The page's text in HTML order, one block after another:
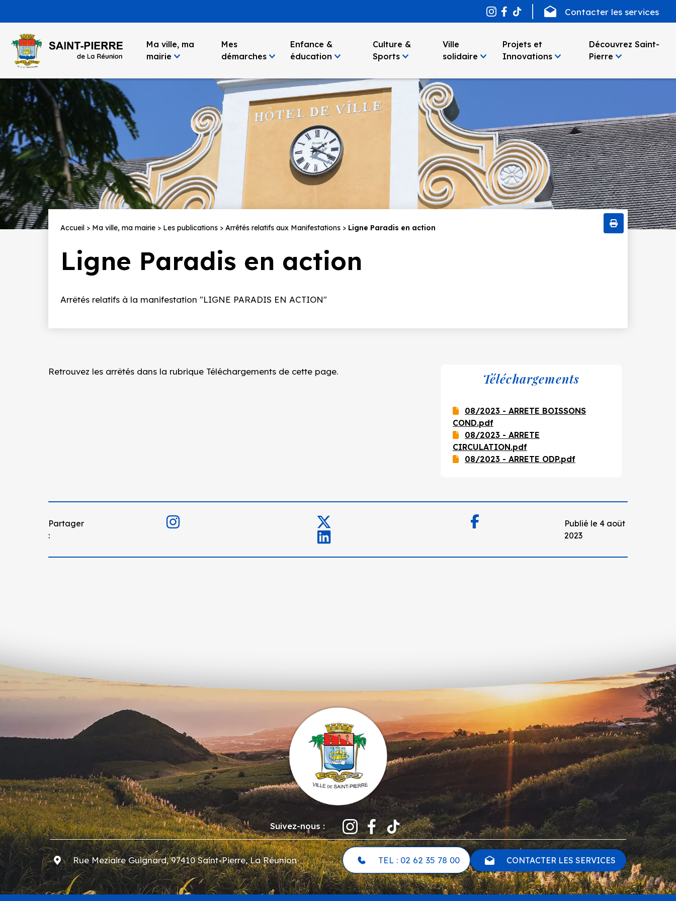
Contacter les services
Ma ville, ma
mairie
Mes
démarches
Enfance &
éducation
Culture &
Sports
Ville
solidaire
Projets et
Innovations
Découvrez Saint-
Pierre
Fil
d'Ariane
Accueil Ma ville, ma mairie Les publications Arrêtés relatifs aux Manifestations Ligne Paradis en action
Ligne Paradis en action
Introduction
Arrêtés relatifs à la manifestation "LIGNE PARADIS EN ACTION"
Retrouvez les arrêtés dans la rubrique Téléchargements de cette page. Téléchargements
08/2023 - ARRETE BOISSONS
COND.pdf
08/2023 - ARRETE
CIRCULATION.pdf
08/2023 - ARRETE ODP.pdf
Partager
:
Publié le 4 août
2023
Suivez-nous :
Rue Meziaire Guignard, 97410 Saint-Pierre, La Réunion TEL : 02 62 35 78 00 CONTACTER LES SERVICES